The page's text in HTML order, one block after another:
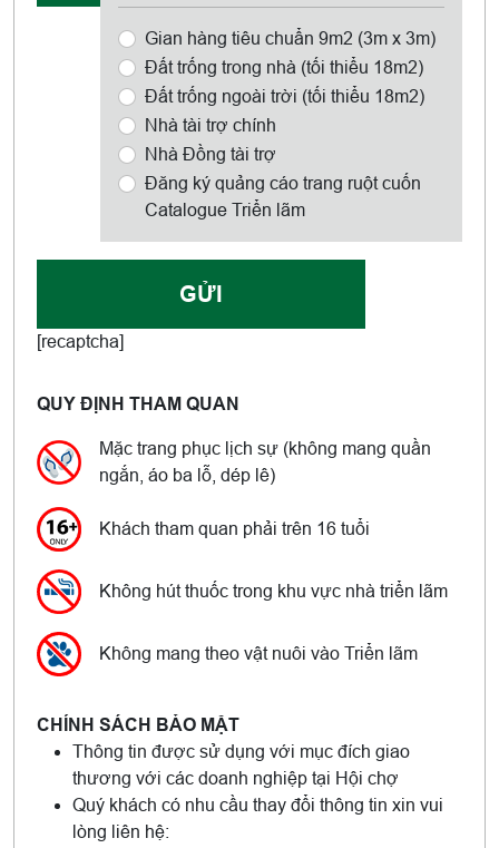
Gian hàng tiêu chuẩn 9m2 (3m x 3m)
Đất trống trong nhà (tối thiểu 18m2)
Đất trống ngoài trời (tối thiểu 18m2)
Nhà tài trợ chính
Nhà Đồng tài trợ
Đăng ký quảng cáo trang ruột cuốn
Catalogue Triển lãm
[recaptcha]
QUY ĐỊNH THAM QUAN
Mặc trang phục lịch sự (không mang quần
ngắn, áo ba lỗ, dép lê)
Khách tham quan phải trên 16 tuổi
Không hút thuốc trong khu vực nhà triển lãm
Không mang theo vật nuôi vào Triển lãm
CHÍNH SÁCH BẢO MẬT
Thông tin được sử dụng với mục đích giao
thương với các doanh nghiệp tại Hội chợ
Quý khách có nhu cầu thay đổi thông tin xin vui
lòng liên hệ: